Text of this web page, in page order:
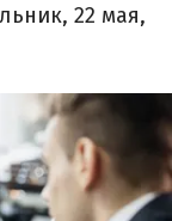
22 мая,